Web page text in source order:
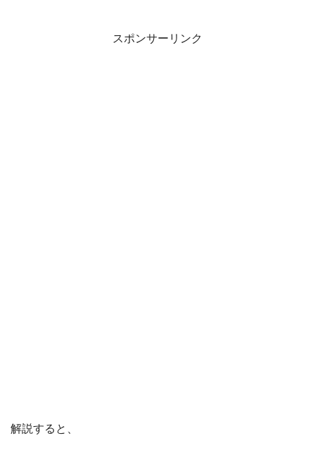
スポンサーリンク
解説すると、